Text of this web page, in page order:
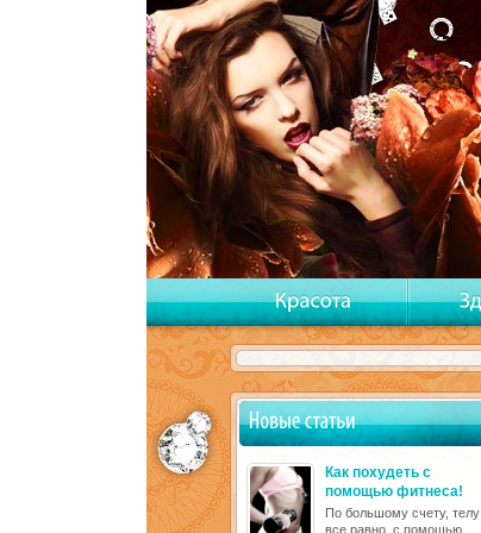
Как похудеть с
помощью фитнеса!
По большому счету, телу
все равно, с помощью